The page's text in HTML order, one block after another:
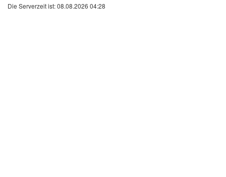
Die Serverzeit ist: 08.08.2026 04:28